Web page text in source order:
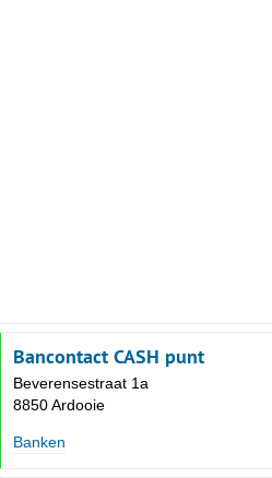
Bancontact CASH punt
Beverensestraat 1a
8850 Ardooie
Banken